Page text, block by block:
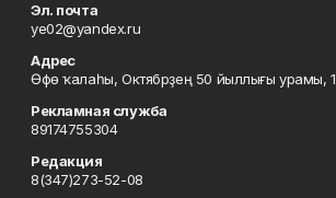
Эл. почта
ye02@yandex.ru
Адрес
Өфө ҡалаһы, Октябрҙең 50 йыллығы урамы,
Рекламная служба
89174755304
Редакция
8(347)273-52-08